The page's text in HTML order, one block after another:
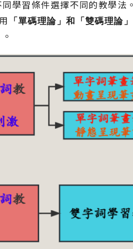
學習條件選擇不同的教學法
「單碼理論」和「雙碼理論」